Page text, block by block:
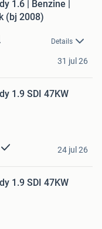
1.6 | Benzine |
(bj 2008)
Details
31 jul 26
1.9 SDI 47KW
24 jul 26
1.9 SDI 47KW